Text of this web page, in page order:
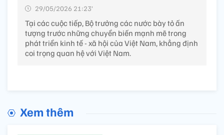
29/05/2026 21:23’
Tại các cuộc tiếp, Bộ trưởng các nước bày tỏ ấn
tượng trước những chuyển biến mạnh mẽ trong
phát triển kinh tế - xã hội của Việt Nam, khẳng định
coi trọng quan hệ với Việt Nam.
Xem thêm